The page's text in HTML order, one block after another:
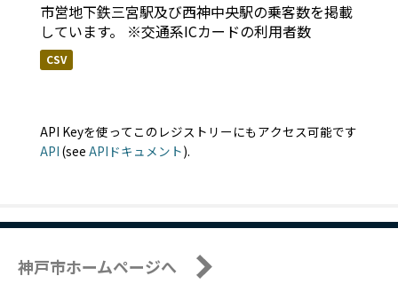
市営地下鉄三宮駅及び西神中央駅の乗客数を掲載
しています。 ※交通系ICカードの利用者数
CSV
API Keyを使ってこのレジストリーにもアクセス可能です
API (see APIドキュメント).
神戸市ホームページへ